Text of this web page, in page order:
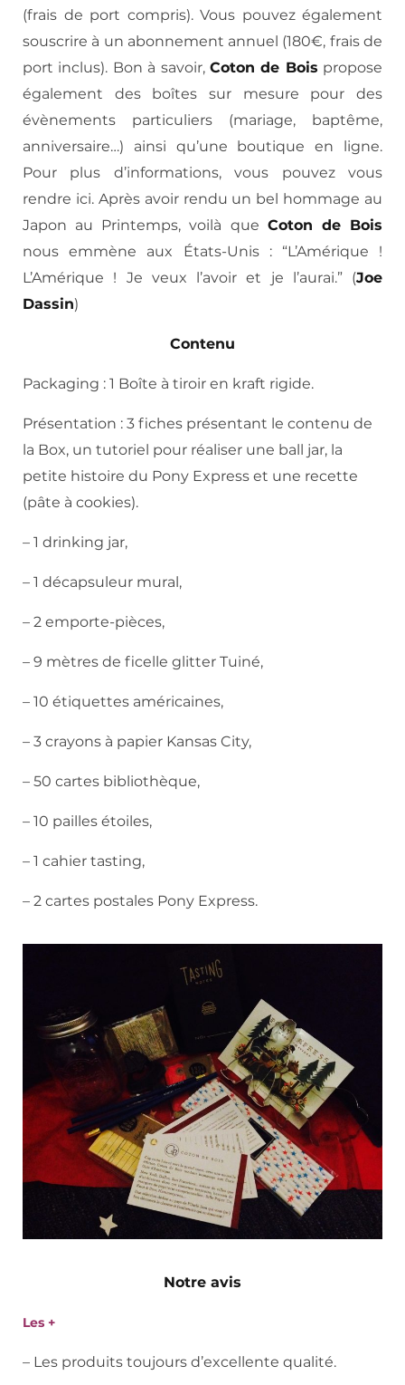
(frais de port compris). Vous pouvez également
souscrire à un abonnement annuel (180€, frais de
port inclus). Bon à savoir, Coton de Bois propose
également des boîtes sur mesure pour des
évènements particuliers (mariage, baptême,
anniversaire…) ainsi qu’une boutique en ligne.
Pour plus d’informations, vous pouvez vous
rendre ici. Après avoir rendu un bel hommage au
Japon au Printemps, voilà que Coton de Bois
nous emmène aux États-Unis : “L’Amérique !
L’Amérique ! Je veux l’avoir et je l’aurai.” (Joe
Dassin)
Contenu
Packaging : 1 Boîte à tiroir en kraft rigide.
Présentation : 3 fiches présentant le contenu de
la Box, un tutoriel pour réaliser une ball jar, la
petite histoire du Pony Express et une recette
(pâte à cookies).
– 1 drinking jar,
– 1 décapsuleur mural,
– 2 emporte-pièces,
– 9 mètres de ficelle glitter Tuiné,
– 10 étiquettes américaines,
– 3 crayons à papier Kansas City,
– 50 cartes bibliothèque,
– 10 pailles étoiles,
– 1 cahier tasting,
– 2 cartes postales Pony Express.
Notre avis
Les +
– Les produits toujours d’excellente qualité.